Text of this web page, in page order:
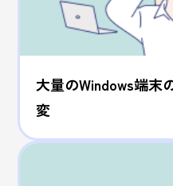
大量のWindows端末
変